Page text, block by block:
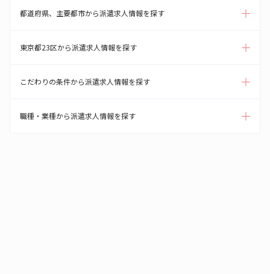
都道府県、主要都市から派遣求人情報を探す
東京都23区から派遣求人情報を探す
こだわりの条件から派遣求人情報を探す
職種・業種から派遣求人情報を探す